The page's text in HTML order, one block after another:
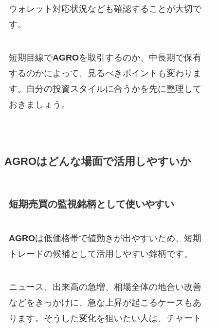
ウォレット対応状況なども確認することが大切で
す。
短期目線でAGROを取引するのか、中長期で保有
するのかによって、見るべきポイントも変わりま
す。自分の投資スタイルに合うかを先に整理して
おきましょう。
AGROはどんな場面で活用しやすいか
短期売買の監視銘柄として使いやすい
AGROは低価格帯で値動きが出やすいため、短期
トレードの候補として活用しやすい銘柄です。
ニュース、出来高の急増、相場全体の地合い改善
などをきっかけに、急な上昇が起こるケースもあ
ります。そうした変化を狙いたい人は、チャート